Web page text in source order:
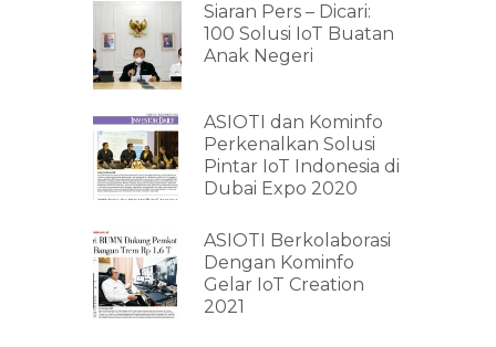
Siaran Pers – Dicari:
100 Solusi IoT Buatan
Anak Negeri
ASIOTI dan Kominfo
Perkenalkan Solusi
Pintar IoT Indonesia di
Dubai Expo 2020
ASIOTI Berkolaborasi
Dengan Kominfo
Gelar IoT Creation
2021